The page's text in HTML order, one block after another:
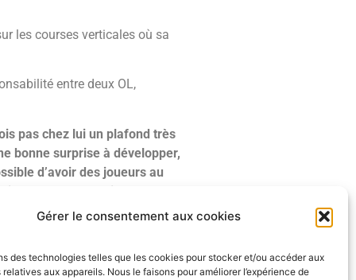
Gérer le consentement aux cookies
des technologies telles que les cookies pour stocker et/ou accéder aux
aux appareils. Nous le faisons pour améliorer l’expérience de
les courses verticales où sa
entre deux OL,
pas chez lui un plafond très
bonne surprise à développer,
d’avoir des joueurs au
affronte une meilleure
Cela étant dit, j’aimerais le
bien être titulaire
ou même à évoluer en tant
le mettre en valeur